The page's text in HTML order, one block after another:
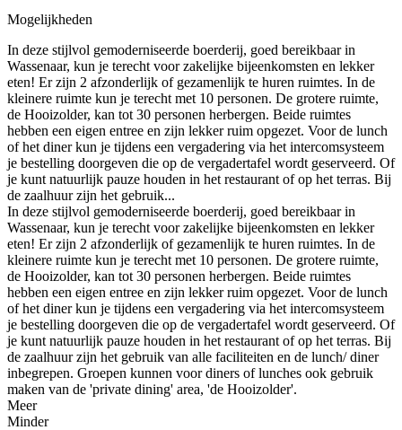
Mogelijkheden
In deze stijlvol gemoderniseerde boerderij, goed bereikbaar in
Wassenaar, kun je terecht voor zakelijke bijeenkomsten en lekker
eten! Er zijn 2 afzonderlijk of gezamenlijk te huren ruimtes. In de
kleinere ruimte kun je terecht met 10 personen. De grotere ruimte,
de Hooizolder, kan tot 30 personen herbergen. Beide ruimtes
hebben een eigen entree en zijn lekker ruim opgezet. Voor de lunch
of het diner kun je tijdens een vergadering via het intercomsysteem
je bestelling doorgeven die op de vergadertafel wordt geserveerd. Of
je kunt natuurlijk pauze houden in het restaurant of op het terras. Bij
de zaalhuur zijn het gebruik...
In deze stijlvol gemoderniseerde boerderij, goed bereikbaar in
Wassenaar, kun je terecht voor zakelijke bijeenkomsten en lekker
eten! Er zijn 2 afzonderlijk of gezamenlijk te huren ruimtes. In de
kleinere ruimte kun je terecht met 10 personen. De grotere ruimte,
de Hooizolder, kan tot 30 personen herbergen. Beide ruimtes
hebben een eigen entree en zijn lekker ruim opgezet. Voor de lunch
of het diner kun je tijdens een vergadering via het intercomsysteem
je bestelling doorgeven die op de vergadertafel wordt geserveerd. Of
je kunt natuurlijk pauze houden in het restaurant of op het terras. Bij
de zaalhuur zijn het gebruik van alle faciliteiten en de lunch/ diner
inbegrepen. Groepen kunnen voor diners of lunches ook gebruik
maken van de 'private dining' area, 'de Hooizolder'.
Meer
Minder